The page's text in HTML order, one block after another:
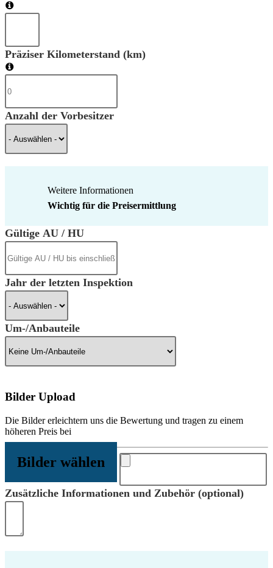
Präziser Kilometerstand (km)
Anzahl der Vorbesitzer
Weitere Informationen
Wichtig für die Preisermittlung
Gültige AU / HU
Jahr der letzten Inspektion
Um-/Anbauteile
Bilder Upload
Die Bilder erleichtern uns die Bewertung und tragen zu einem
höheren Preis bei
Bilder wählen
Zusätzliche Informationen und Zubehör (optional)